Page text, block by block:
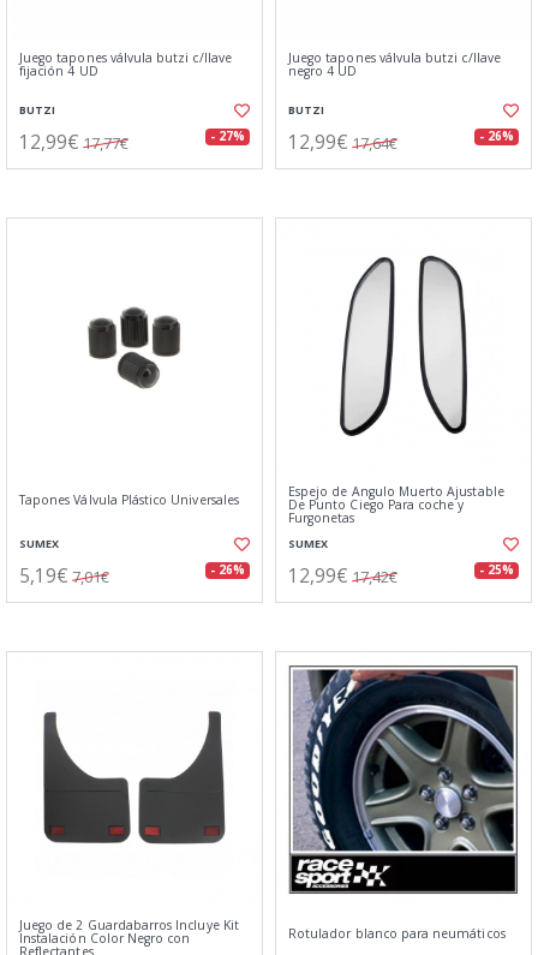
Juego tapones válvula butzi c/llave
fijación 4 UD
BUTZI
12,99€ 17,77€ - 27%
Juego tapones válvula butzi c/llave
negro 4 UD
BUTZI
12,99€ 17,64€ - 26%
Tapones Válvula Plástico Universales
SUMEX
5,19€ 7,01€ - 26%
Espejo de Angulo Muerto Ajustable
De Punto Ciego Para coche y
Furgonetas
SUMEX
12,99€ 17,42€ - 25%
Juego de 2 Guardabarros Incluye Kit
Instalación Color Negro con
Reflectantes
Rotulador blanco para neumáticos